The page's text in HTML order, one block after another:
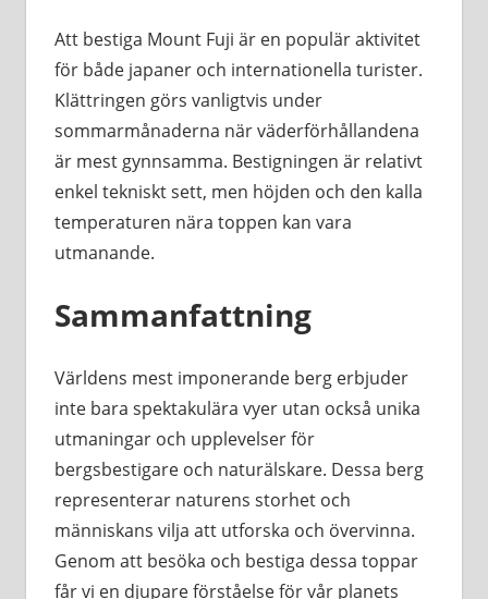
Att bestiga Mount Fuji är en populär aktivitet
för både japaner och internationella turister.
Klättringen görs vanligtvis under
sommarmånaderna när väderförhållandena
är mest gynnsamma. Bestigningen är relativt
enkel tekniskt sett, men höjden och den kalla
temperaturen nära toppen kan vara
utmanande.
Sammanfattning
Världens mest imponerande berg erbjuder
inte bara spektakulära vyer utan också unika
utmaningar och upplevelser för
bergsbestigare och naturälskare. Dessa berg
representerar naturens storhet och
människans vilja att utforska och övervinna.
Genom att besöka och bestiga dessa toppar
får vi en djupare förståelse för vår planets